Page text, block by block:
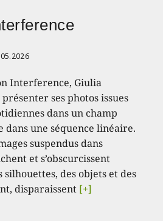
Interference, Giulia
ses photos issues
dans un champ
une séquence linéaire.
suspendus dans
et s’obscurcissent
des objets et des
disparaissent [+]